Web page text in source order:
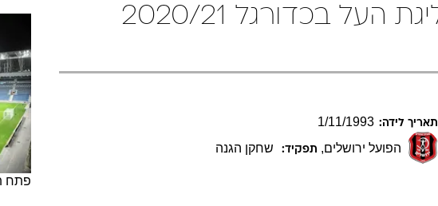
שגרירים ליגה צרפתית נבחרות ישראל בכדורסל
מעל הטבעת
סערה
טראש טוק
ספורט
ינון אליהו בליגת העל בכדורגל 2020/21
תאריך לידה: 1/11/1993
הפועל ירושלים, תפקיד: שחקן הגנה
פתח